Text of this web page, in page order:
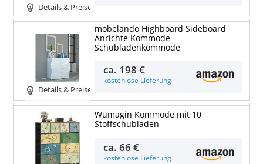
Details & Preise
Details & Preise
möbelando Highboard Sideboard
Anrichte Kommode
Schubladenkommode
ca. 198 €
kostenlose Lieferung
Wumagin Kommode mit 10
Stoffschubladen
ca.66 €
kostenlose Lieferung